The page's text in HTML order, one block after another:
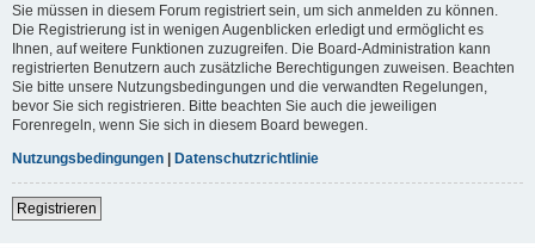
Sie müssen in diesem Forum registriert sein, um sich anmelden zu können.
Die Registrierung ist in wenigen Augenblicken erledigt und ermöglicht es
Ihnen, auf weitere Funktionen zuzugreifen. Die Board-Administration kann
registrierten Benutzern auch zusätzliche Berechtigungen zuweisen. Beachten
Sie bitte unsere Nutzungsbedingungen und die verwandten Regelungen,
bevor Sie sich registrieren. Bitte beachten Sie auch die jeweiligen
Forenregeln, wenn Sie sich in diesem Board bewegen.
Nutzungsbedingungen | Datenschutzrichtlinie
Registrieren